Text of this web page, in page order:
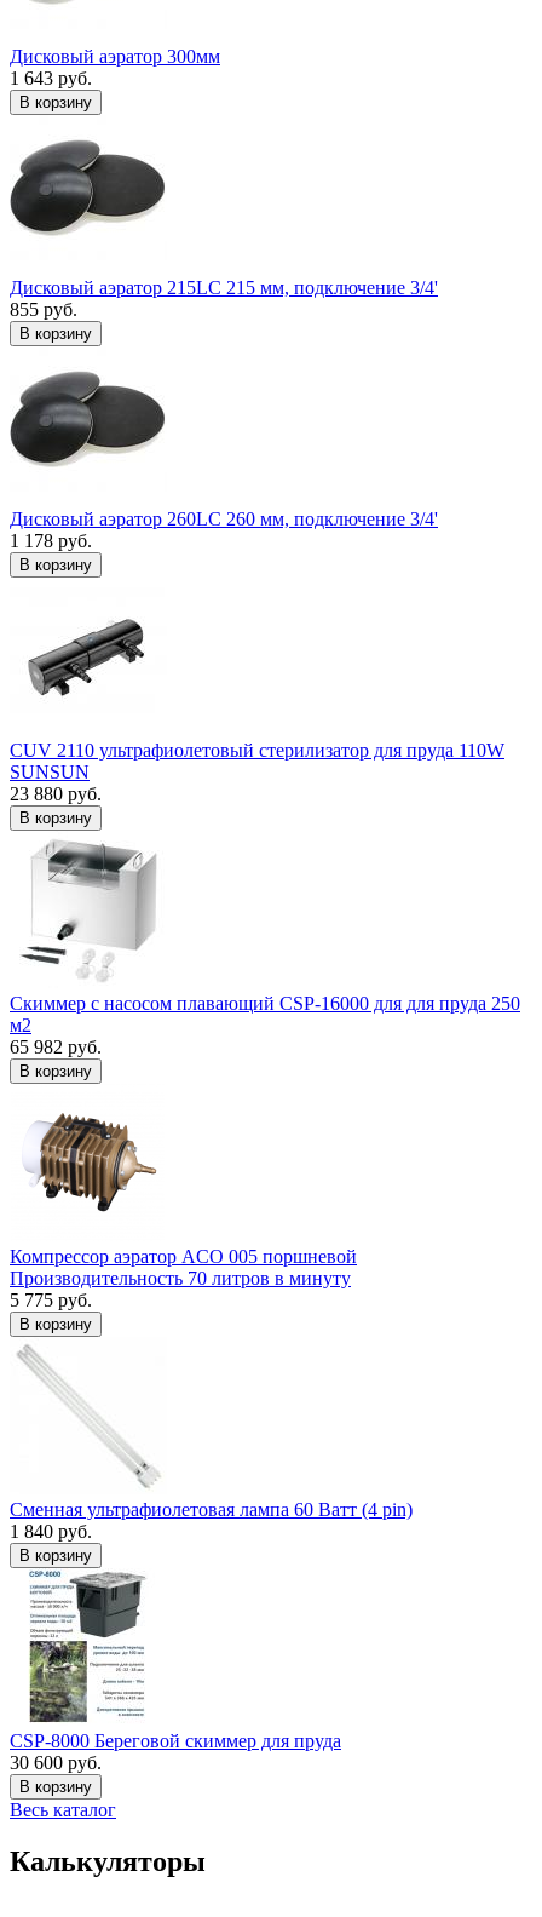
Дисковый аэратор 300мм
1 643 руб.
В корзину
Дисковый аэратор 215LC 215 мм, подключение 3/4'
855 руб.
В корзину
Дисковый аэратор 260LC 260 мм, подключение 3/4'
1 178 руб.
В корзину
CUV 2110 ультрафиолетовый стерилизатор для пруда 110W
SUNSUN
23 880 руб.
В корзину
Скиммер с насосом плавающий CSP-16000 для для пруда 250
м2
65 982 руб.
В корзину
Компрессор аэратор ACO 005 поршневой
Производительность 70 литров в минуту
5 775 руб.
В корзину
Сменная ультрафиолетовая лампа 60 Ватт (4 pin)
1 840 руб.
В корзину
CSP-8000 Береговой скиммер для пруда
30 600 руб.
В корзину
Весь каталог
Калькуляторы